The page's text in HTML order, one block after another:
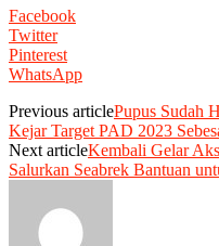
Facebook
Twitter
Pinterest
WhatsApp
Previous articlePupus Sudah
Kejar Target PAD 2023
Next articleKembali Gelar
Salurkan Seabrek Bantuan